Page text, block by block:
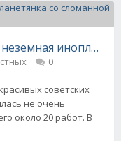
0
советских
не очень
около 20 работ. В